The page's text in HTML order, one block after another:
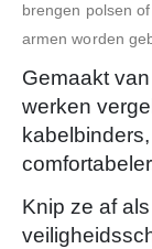
brengen polsen
armen worden
Gemaakt
werken
Knip ze af